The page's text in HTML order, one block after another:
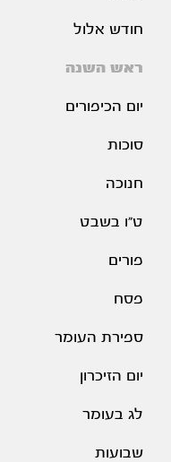
חודש אלול
ראש השנה
יום הכיפורים
סוכות
חנוכה
ט"ו בשבט
פורים
פסח
ספירת העומר
יום הזיכרון
לג בעומר
שבועות